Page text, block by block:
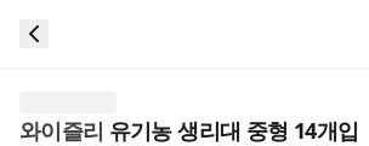
와이즐리 유기농 생리대 중형 14개입